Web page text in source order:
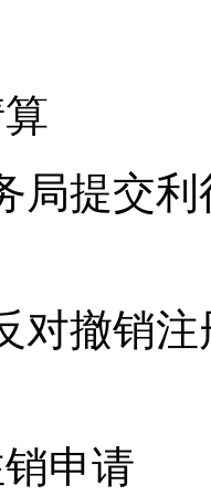
提交利
撤销注
申请